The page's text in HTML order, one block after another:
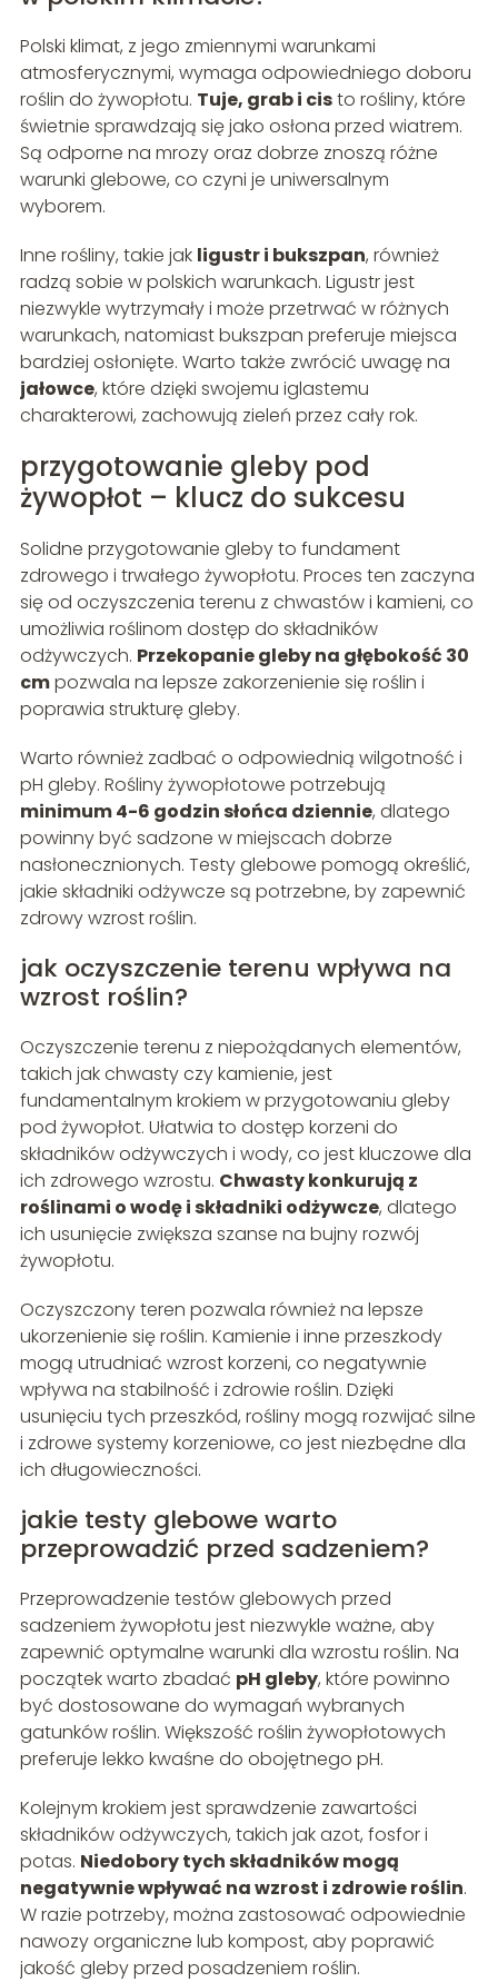
Polski klimat, z jego zmiennymi warunkami
atmosferycznymi, wymaga odpowiedniego doboru
roślin do żywopłotu. Tuje, grab i cisto rośliny, które
świetnie sprawdzają się jako osłona przed wiatrem.
Są odporne na mrozy oraz dobrze znoszą różne
warunki glebowe, co czyni je uniwersalnym
wyborem.
Inne rośliny, takie jak ligustr i bukszpan, również
radzą sobie w polskich warunkach. Ligustr jest
niezwykle wytrzymały i może przetrwać w różnych
warunkach, natomiast bukszpan preferuje miejsca
bardziej osłonięte. Warto także zwrócić uwagę na
jałowce, które dzięki swojemu iglastemu
charakterowi, zachowują zieleń przez cały rok.
przygotowanie gleby pod
żywopłot – klucz do sukcesu
Solidne przygotowanie gleby to fundament
zdrowego i trwałego żywopłotu. Proces ten zaczyna
się od oczyszczenia terenu z chwastów i kamieni, co
umożliwia roślinom dostęp do składników
odżywczych. Przekopanie gleby na głębokość 30
cmpozwala na lepsze zakorzenienie się roślin i
poprawia strukturę gleby.
Warto również zadbać o odpowiednią wilgotność i
pH gleby. Rośliny żywopłotowe potrzebują
minimum 4-6 godzin słońca dziennie, dlatego
powinny być sadzone w miejscach dobrze
nasłonecznionych. Testy glebowe pomogą określić,
jakie składniki odżywcze są potrzebne, by zapewnić
zdrowy wzrost roślin.
jak oczyszczenie terenu wpływa na
wzrost roślin?
Oczyszczenie terenu z niepożądanych elementów,
takich jak chwasty czy kamienie, jest
fundamentalnym krokiem w przygotowaniu gleby
pod żywopłot. Ułatwia to dostęp korzeni do
składników odżywczych i wody, co jest kluczowe dla
ich zdrowego wzrostu. Chwasty konkurują z
roślinami o wodę i składniki odżywcze, dlatego
ich usunięcie zwiększa szanse na bujny rozwój
żywopłotu.
Oczyszczony teren pozwala również na lepsze
ukorzenienie się roślin. Kamienie i inne przeszkody
mogą utrudniać wzrost korzeni, co negatywnie
wpływa na stabilność i zdrowie roślin. Dzięki
usunięciu tych przeszkód, rośliny mogą rozwijać silne
i zdrowe systemy korzeniowe, co jest niezbędne dla
ich długowieczności.
jakie testy glebowe warto
przeprowadzić przed sadzeniem?
Przeprowadzenie testów glebowych przed
sadzeniem żywopłotu jest niezwykle ważne, aby
zapewnić optymalne warunki dla wzrostu roślin. Na
początek warto zbadać pH gleby, które powinno
być dostosowane do wymagań wybranych
gatunków roślin. Większość roślin żywopłotowych
preferuje lekko kwaśne do obojętnego pH.
Kolejnym krokiem jest sprawdzenie zawartości
składników odżywczych, takich jak azot, fosfor i
potas. Niedobory tych składników mogą
negatywnie wpływać na wzrost i zdrowie roślin.
W razie potrzeby, można zastosować odpowiednie
nawozy organiczne lub kompost, aby poprawić
jakość gleby przed posadzeniem roślin.